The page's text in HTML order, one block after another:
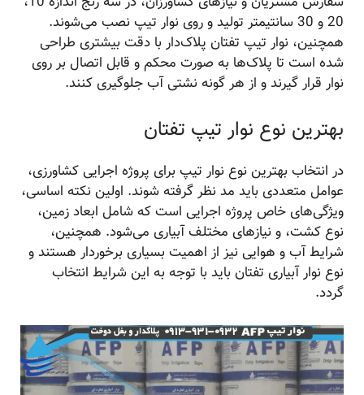
20 و 30 سانتیمتر تولید و روی نوار تیپ نصب می‌شوند.
همچنین، نوار تیپ تفتان پلاک‌دار با دقت بیشتری طراحی
شده است تا پلاک‌ها به صورت محکم و قابل اتصال بر روی
نوار قرار گیرند و از هر گونه نشتی آب جلوگیری کنند.
بهترین نوع نوار تیپ تفتان
در انتخاب بهترین نوع نوار تیپ برای پروژه اجرایی کشاورزی،
عوامل متعددی باید مد نظر گرفته شوند. اولین نکته اساسی،
ویژگی‌های خاص پروژه اجرایی است که شامل ابعاد زمین،
نوع کشت، و نیازهای مختلف آبیاری می‌شود. همچنین،
شرایط آب و هوایی نیز از اهمیت بسیاری برخوردار هستند و
نوع نوار آبیاری تفتان باید با توجه به این شرایط انتخاب
گردد.